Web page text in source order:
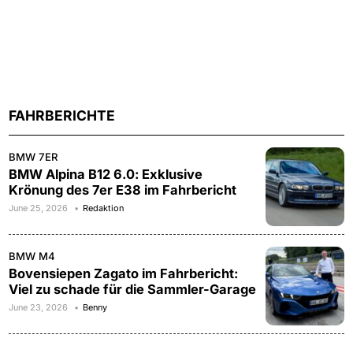
FAHRBERICHTE
BMW 7ER
BMW Alpina B12 6.0: Exklusive
Krönung des 7er E38 im Fahrbericht
June 25, 2026 Redaktion
BMW M4
Bovensiepen Zagato im Fahrbericht:
Viel zu schade für die Sammler-Garage
June 23, 2026 Benny